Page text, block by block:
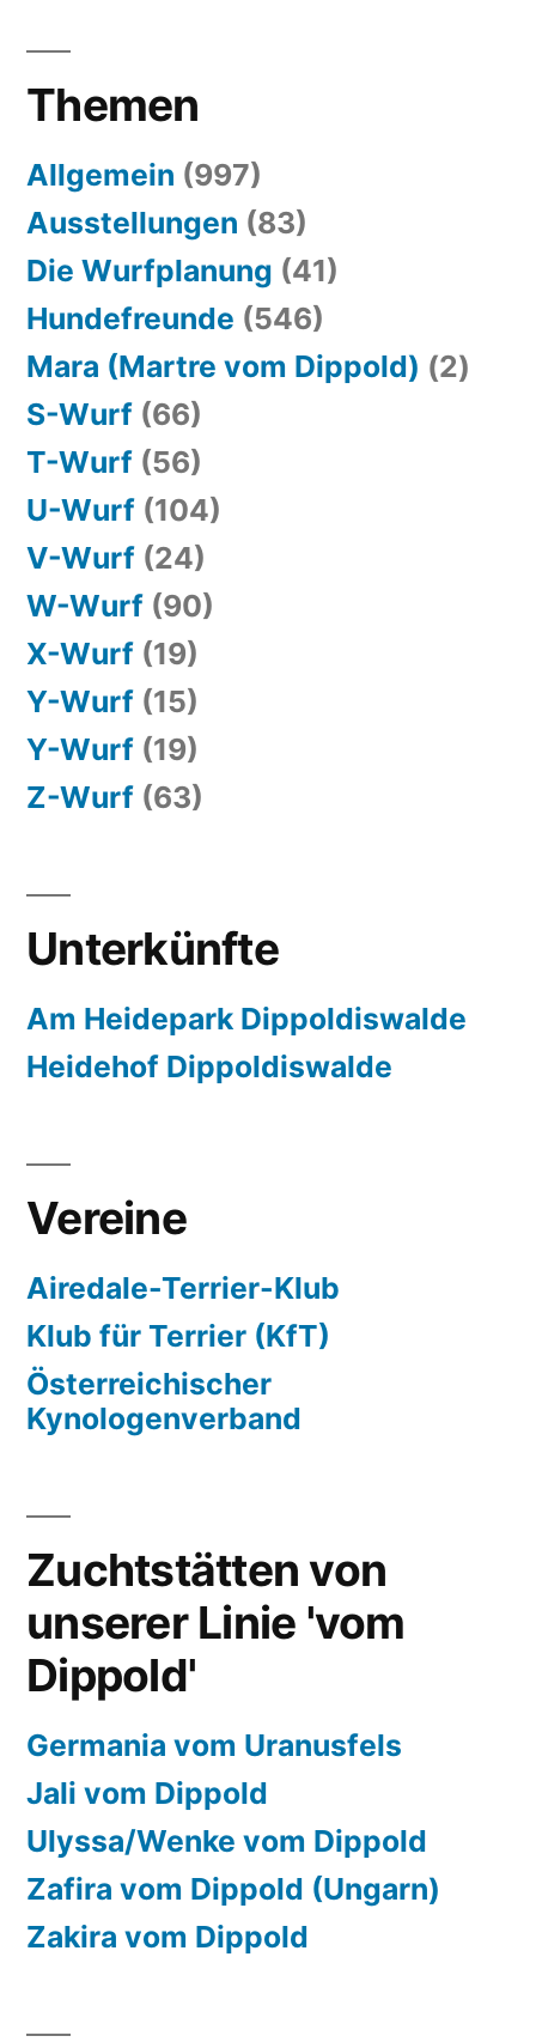
Themen
Allgemein (997)
Ausstellungen (83)
Die Wurfplanung (41)
Hundefreunde (546)
Mara (Martre vom Dippold) (2)
S-Wurf (66)
T-Wurf (56)
U-Wurf (104)
V-Wurf (24)
W-Wurf (90)
X-Wurf (19)
Y-Wurf (15)
Y-Wurf (19)
Z-Wurf (63)
Unterkünfte
Am Heidepark Dippoldiswalde
Heidehof Dippoldiswalde
Vereine
Airedale-Terrier-Klub
Klub für Terrier (KfT)
Österreichischer
Kynologenverband
Zuchtstätten von
unserer Linie 'vom
Dippold'
Germania vom Uranusfels
Jali vom Dippold
Ulyssa/Wenke vom Dippold
Zafira vom Dippold (Ungarn)
Zakira vom Dippold